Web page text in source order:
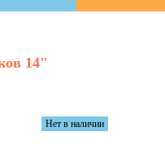
14"
Нет в наличии